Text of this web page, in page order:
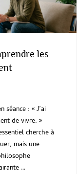
les
séance : « J’ai
de vivre. »
cherche à
mais une
…